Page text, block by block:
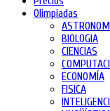
Olimpiadas
BIOLOGIA
CIENCIAS
ECONOMÍA
FISICA